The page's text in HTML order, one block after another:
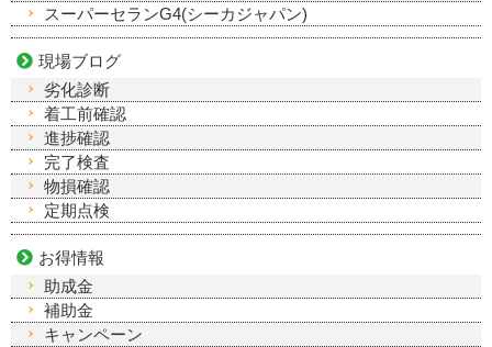
スーパーセランG4(シーカジャパン)
現場ブログ
劣化診断
着工前確認
進捗確認
完了検査
物損確認
定期点検
お得情報
助成金
補助金
キャンペーン